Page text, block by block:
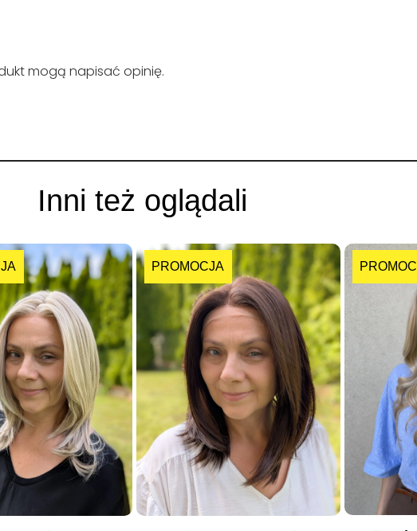
mogą napisać opinię.
Inni też oglądali
PROMOCJA